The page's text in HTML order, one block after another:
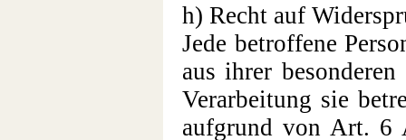
h) Recht auf
Jede betroffene
aus ihrer
Verarbeitung sie
aufgrund von Art. 6